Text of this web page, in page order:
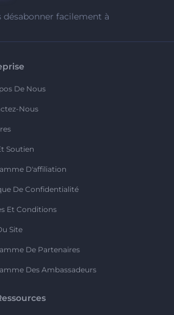
désabonner facilement à
De Nous
Nous
Soutien
D'affiliation
De Confidentialité
Et Conditions
Site
De Partenaires
Des Ambassadeurs